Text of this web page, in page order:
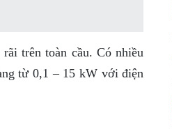
trên toàn cầu. Có nhiều
từ 0,1 – 15 kW với điện